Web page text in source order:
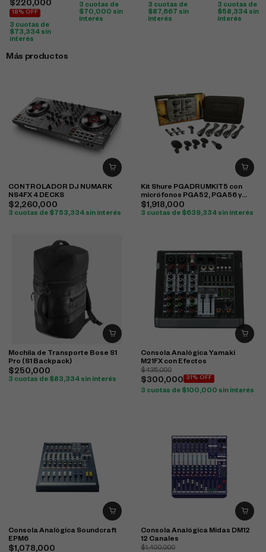
$220,000
18% OFF
3 cuotas de
$ 73,334 sin
interés
3 cuotas de
$70,000 sin
interés
3 cuotas de
$87,667 sin
interés
3 cuotas de
$58,334sin
interés
Más productos
CONTROLADOR DJ NUMARK
NS4FX 4 DECKS
$2,260,000
3 cuotas de $ 753,334 sin interés
Kit Shure PGADRUMKIT5 con
micrófonos PGA52, PGA56 y
PGA57 para batería
$1,918,000
3 cuotas de $639,334 sin interés
Mochila de Transporte Bose S1
Pro (S1 Backpack)
$250,000
3 cuotas de $83,334 sin interés
Consola Analógica Yamaki
M21FX con Efectos
$435,000
$300,000 31% OFF
3 cuotas de $100,000 sin interés
Consola Analógica Soundcraft
EPM6
$1,078,000
Consola Analógica Midas DM12
12 Canales
$1,400,000